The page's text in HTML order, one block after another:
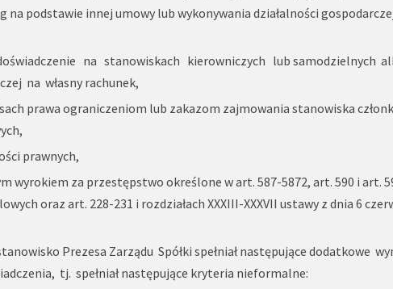
na podstawie innej umowy lub wykonywania działalności
na stanowiskach kierowniczych lub samodzielnych
na własny rachunek,
prawa ograniczeniom lub zakazom zajmowania stanowiska
prawnych,
wyrokiem za przestępstwo określone w art. 587-5872, art. 590 i art.
oraz art. 228-231 i rozdziałach XXXIII-XXXVII ustawy z dnia 6
Prezesa Zarządu Spółki spełniał następujące dodatkowe
tj. spełniał następujące kryteria nieformalne: